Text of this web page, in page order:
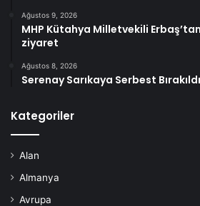
Ağustos 9, 2026
MHP Kütahya Milletvekili
ziyaret
Ağustos 8, 2026
Serenay Sarıkaya Serbest Bırakıldı
Kategoriler
Alan
Almanya
Avrupa